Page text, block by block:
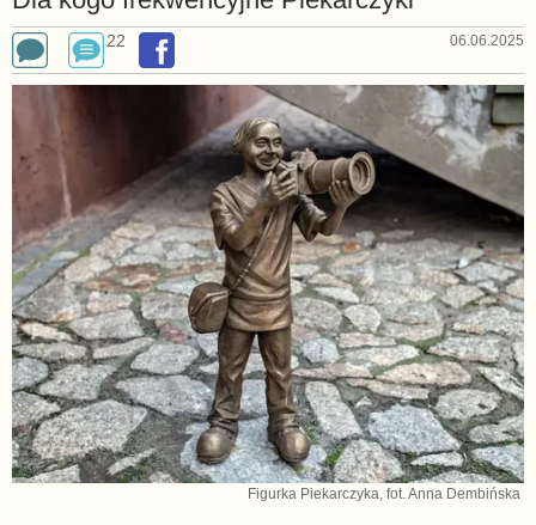
22 06.06.2025
Figurka Piekarczyka, fot. Anna Dembińska